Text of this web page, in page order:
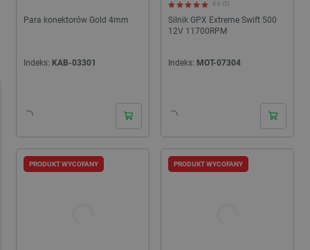
Para konektorów Gold 4mm
Indeks: KAB-03301
Silnik GPX Extreme Swift 500
12V 11700RPM
5.0 (2)
Indeks: MOT-07304
PRODUKT WYCOFANY PRODUKT WYCOFANY